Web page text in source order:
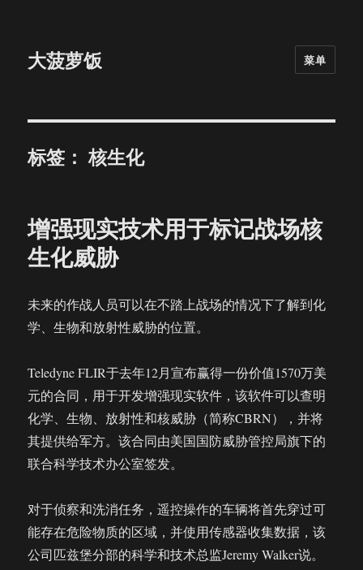
大菠萝饭 菜单
标签：核生化
增强现实技术用于标记战场核
生化威胁
未来的作战人员可以在不踏上战场的情况下了解到化
学、生物和放射性威胁的位置。
Teledyne FLIR于去年12月宣布赢得一份价值1570万美
元的合同，用于开发增强现实软件，该软件可以查明
化学、生物、放射性和核威胁（简称CBRN），并将
其提供给军方。该合同由美国国防威胁管控局旗下的
联合科学技术办公室签发。
对于侦察和洗消任务，遥控操作的车辆将首先穿过可
能存在危险物质的区域，并使用传感器收集数据，该
公司匹兹堡分部的科学和技术总监Jeremy Walker说。